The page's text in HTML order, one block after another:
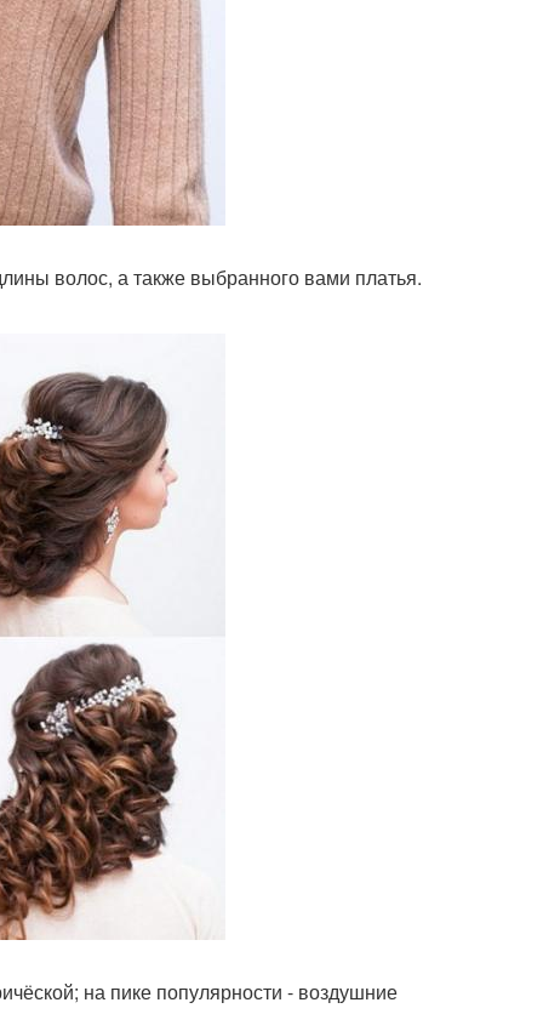
волос, а также выбранного вами платья.
на пике популярности - воздушние